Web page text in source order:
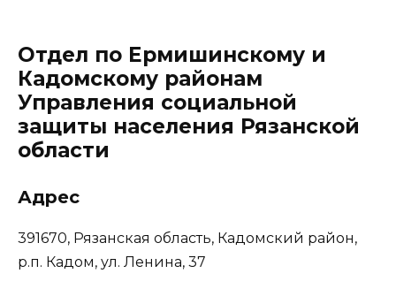
Отдел по Ермишинскому и
Кадомскому районам
Управления социальной
защиты населения Рязанской
области
Адрес
391670, Рязанская область, Кадомский район,
р.п. Кадом, ул. Ленина, 37